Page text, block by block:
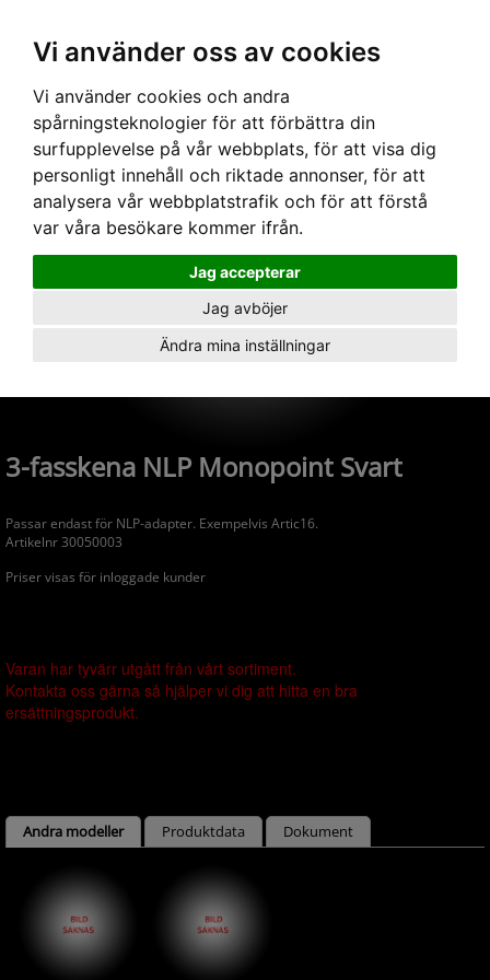
Vi använder oss av cookies
Vi använder cookies och andra
spårningsteknologier för att förbättra din
surfupplevelse på vår webbplats, för att visa dig
personligt innehåll och riktade annonser, för att
analysera vår webbplatstrafik och för att förstå
var våra besökare kommer ifrån.
Jag accepterar
Jag avböjer
Ändra mina inställningar
› Skenor › 3-fas 240V› 3-fasskena NLP Monopoint Svart
3-fasskena NLP Monopoint Svart
Passar endast för NLP-adapter. Exempelvis Artic16.
Artikelnr 30050003
Priser visas för inloggade kunder
Varan har tyvärr utgått från vårt sortiment.
Kontakta oss gärna så hjälper vi dig att hitta en bra
ersättningsprodukt.
Andra modeller Produktdata Dokument